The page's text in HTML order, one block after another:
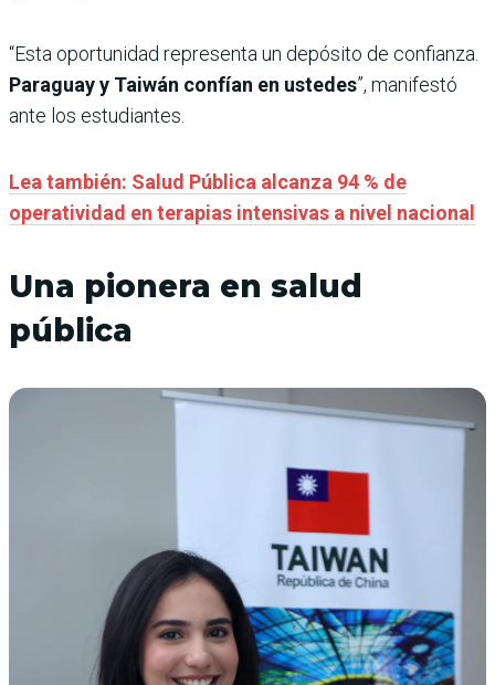
“Esta oportunidad representa un depósito de confianza.
Paraguay y Taiwán confían en ustedes”, manifestó
ante los estudiantes.
Lea también: Salud Pública alcanza 94 % de
operatividad en terapias intensivas a nivel nacional
Una pionera en salud
pública